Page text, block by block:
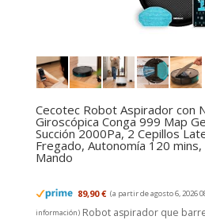
Cecotec Robot Aspirador con
Giroscópica Conga 999 Map
Succión 2000Pa, 2 Cepillos
Fregado, Autonomía 120
Mando
89,90 € (a partir de agosto 6, 2026
información) Robot aspirador que